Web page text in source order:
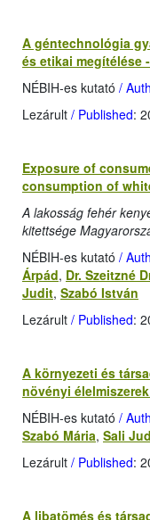
A géntechnológia
és etikai megítélése
NÉBIH-es kutató /
Lezárult / Published:
Exposure of
consumption of
A lakosság fehér
kitettsége
NÉBIH-es kutató /
Árpád, Dr. Szeitzné
Judit, Szabó István
Lezárult / Published:
A környezeti és
növényi
NÉBIH-es kutató /
Szabó Mária, Sali
Lezárult / Published:
A libatömés és